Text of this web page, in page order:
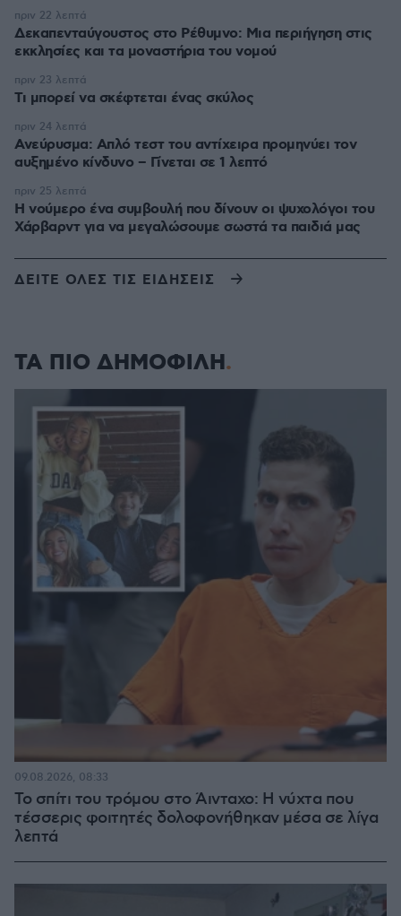
Δεκαπενταύγουστος στo Ρέθυμνο: Μια περιήγηση στις
εκκλησίες και τα μοναστήρια του νομού
πριν 22 λεπτά
Τι μπορεί να σκέφτεται ένας σκύλος
πριν 23 λεπτά
Ανεύρυσμα: Απλό τεστ του αντίχειρα προμηνύει τον
αυξημένο κίνδυνο – Γίνεται σε 1 λεπτό
πριν 24 λεπτά
Η νούμερο ένα συμβουλή που δίνουν οι ψυχολόγοι του
Χάρβαρντ για να μεγαλώσουμε σωστά τα παιδιά μας
πριν 25 λεπτά
ΔΕΙΤΕ ΟΛΕΣ ΤΙΣ ΕΙΔΗΣΕΙΣ
ΤΑ ΠΙΟ ΔΗΜΟΦΙΛΗ
Το σπίτι του τρόμου στο Άινταχο: Η νύχτα που
τέσσερις φοιτητές δολοφονήθηκαν μέσα σε λίγα
λεπτά
09.08.2026, 08:33